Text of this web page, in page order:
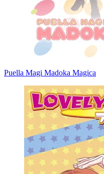
Puella Magi Madoka Magica